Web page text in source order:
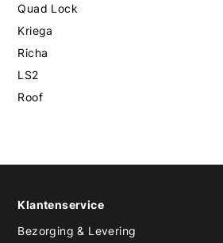
Quad Lock
Kriega
Richa
LS2
Roof
Klantenservice
Bezorging & Levering